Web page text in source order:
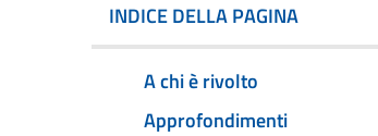
INDICE DELLA PAGINA
A chi è rivolto
Approfondimenti